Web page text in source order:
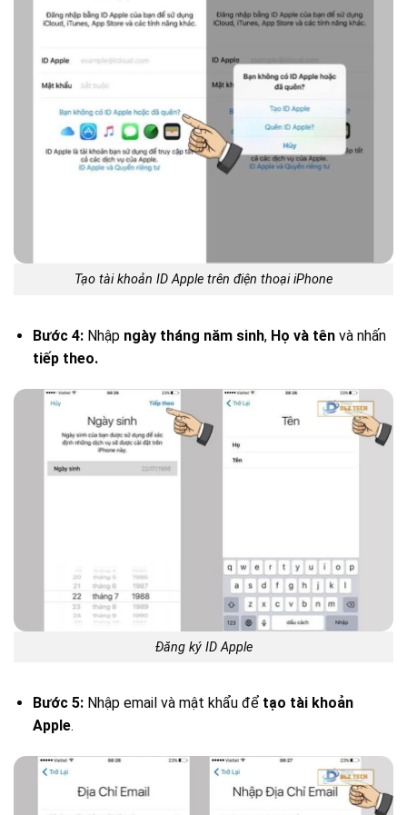
Tạo tài khoản ID Apple trên điện thoại iPhone
Bước 4:Nhập ngày tháng năm sinh, Họ và tênvà nhấn
tiếp theo.
Đăng ký ID Apple
Bước 5:Nhập email và mật khẩu để tạo tài khoản
Apple.